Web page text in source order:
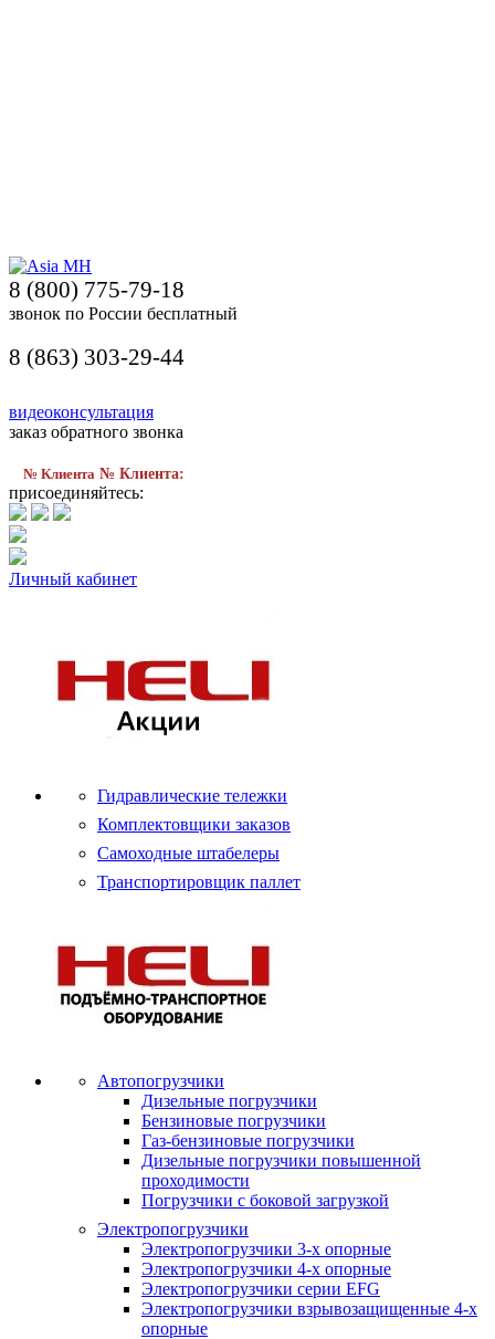
8 (800) 775-79-18
звонок по России бесплатный
8 (863) 303-29-44
видеоконсультация
заказ обратного звонка
№ Клиента № Клиента:
присоединяйтесь:
Личный кабинет
Гидравлические тележки
Комплектовщики заказов
Самоходные штабелеры
Транспортировщик паллет
Автопогрузчики
Дизельные погрузчики
Бензиновые погрузчики
Газ-бензиновые погрузчики
Дизельные погрузчики повышенной
проходимости
Погрузчики с боковой загрузкой
Электропогрузчики
Электропогрузчики 3-х опорные
Электропогрузчики 4-х опорные
Электропогрузчики серии EFG
Электропогрузчики взрывозащищенные 4-х
опорные